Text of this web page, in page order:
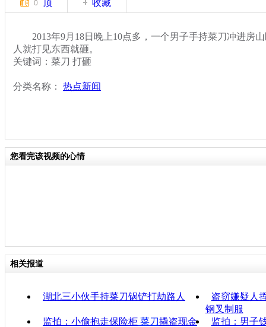
0 顶 收藏
2013年9月18日晚上10点多，一个男子手持菜刀冲进房
人就打见东西就砸。
关键词：菜刀 打砸
分类名称： 热点新闻
您看完该视频的心情
相关报道
湖北三小伙手持菜刀锅铲打劫路人
盗窃嫌疑人
钢叉制服
监拍：小偷抱走保险柜 菜刀撬盗现金
监拍：男子